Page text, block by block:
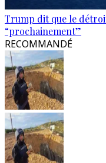
Trump dit que le
“prochainement”
RECOMMANDÉ